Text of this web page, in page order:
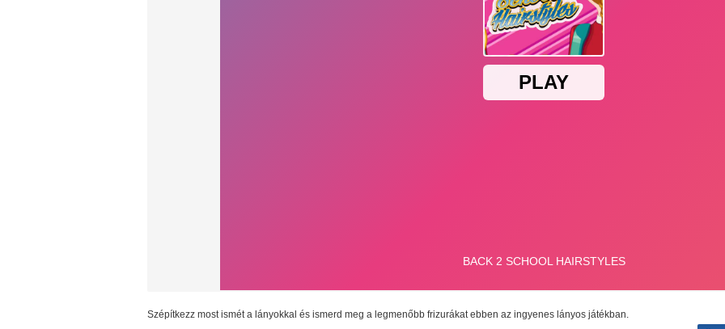
Szépítkezz most ismét a lányokkal és ismerd meg a legmenőbb frizurákat ebben az ingyenes lányos játékban.